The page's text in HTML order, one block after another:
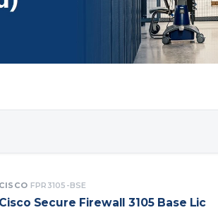
CISCO FPR3105-BSE
Cisco Secure Firewall 3105 Base Lic